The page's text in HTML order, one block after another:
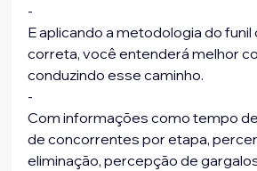
-
E aplicando a metodologia do funil
correta, você entenderá melhor
conduzindo esse caminho.
-
Com informações como tempo
de concorrentes por etapa,
eliminação, percepção de